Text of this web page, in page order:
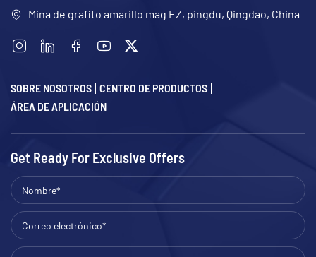
Mina de grafito amarillo mag EZ, pingdu, Qingdao, China
SOBRE NOSOTROS CENTRO DE PRODUCTOS
ÁREA DE APLICACIÓN
Get Ready For Exclusive Offers